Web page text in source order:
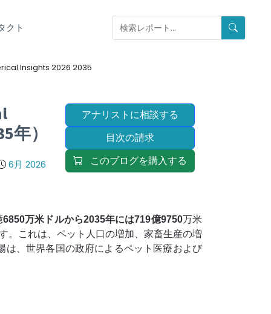
クト
Insights 2026 2035
）
6月 2026
アナリストに相談する
目次の請求
このブログを購入する
6850万米ドルから2035年には719億9750万米
。これは、ペット人口の増加、家畜生産の増
は、世界各国の政府によるペット医療および